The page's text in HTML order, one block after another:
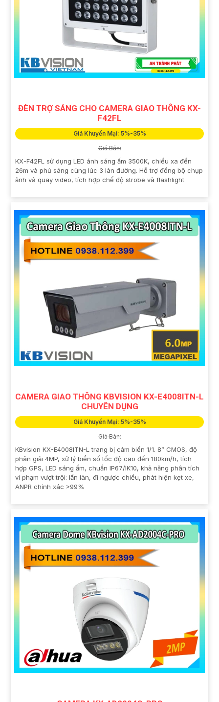
ĐÈN TRỢ SÁNG CHO CAMERA GIAO THÔNG KX-
F42FL
Giá Khuyến Mại: 5%-35%
Giá Bán:
KX-F42FL sử dụng LED ánh sáng ấm 3500K, chiếu xa đến
26m và phủ sáng cùng lúc 3 làn đường. Hỗ trợ đồng bộ chụp
ảnh và quay video, tích hợp chế độ strobe và flashlight
CAMERA GIAO THÔNG KBVISION KX-E4008ITN-L
CHUYÊN DỤNG
Giá Khuyến Mại: 5%-35%
Giá Bán:
KBvision KX-E4008ITN-L trang bị cảm biến 1/1. 8” CMOS, độ
phân giải 4MP, xử lý biển số tốc độ cao đến 180km/h, tích
hợp GPS, LED sáng ấm, chuẩn IP67/IK10, khả năng phân tích
vi phạm vượt trội: lấn làn, đi ngược chiều, phát hiện kẹt xe,
ANPR chính xác >99%